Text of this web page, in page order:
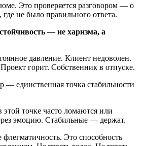
Это проверяется разговором — о
не было правильного ответа.
— не харизма, а
давление. Клиент недоволен.
горит. Собственник в отпуске.
— единственная точка стабильности
точке часто ломаются или
эмоцию. Стабильные — держат.
Это способность